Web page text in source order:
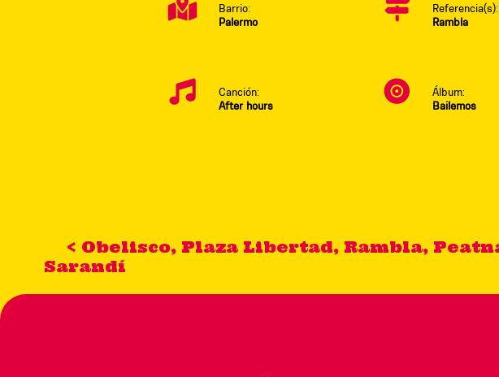
Barrio:
Palermo
Referencia(s):
Rambla
Canción:
After hours
Álbum:
Bailemos
< Obelisco, Plaza Libertad, Rambla,
Sarandí